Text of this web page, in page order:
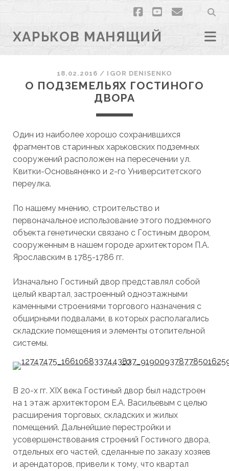
facebook
youtubeemail
ХАРЬКОВ МАНЯЩИЙ
18.02.2016 / IGOR DENISENKO
О ПОДЗЕМЕЛЬЯХ ГОСТИНОГО
ДВОРА
Один из наиболее хорошо сохранившихся
фрагментов старинных харьковских подземных
сооружений расположен на пересечении ул.
Квитки-Основьяненко и 2-го Университетского
переулка.
По нашему мнению, строительство и
первоначальное использование этого подземного
объекта генетически связано с Гостиным двором,
сооруженным в нашем городе архитектором П.А.
Ярославским в 1785-1786 гг.
Изначально Гостиный двор представлял собой
целый квартал, застроенный одноэтажными
каменными строениями торгового назначения с
обширными подвалами, в которых располагались
складские помещения и элементы отопительной
системы.
В 20-х гг. XIX века Гостиный двор был надстроен
на 1 этаж архитектором Е.А. Васильевым с целью
расширения торговых, складских и жилых
помещений. Дальнейшие перестройки и
усовершенствования строений Гостиного двора,
отдельных его частей, сделанные по заказу хозяев
и арендаторов, привели к тому, что квартал